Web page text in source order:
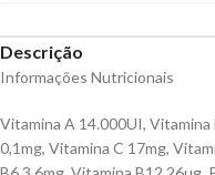
Descrição
Informações Nutricionais
Vitamina A 14.000UI,
0,1mg, Vitamina C 17mg,